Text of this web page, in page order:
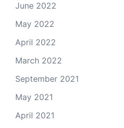
June 2022
May 2022
April 2022
March 2022
September 2021
May 2021
April 2021